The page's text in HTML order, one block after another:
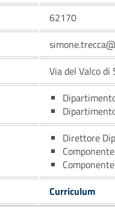
62170
Via del Valco di
Direttore
Curriculum